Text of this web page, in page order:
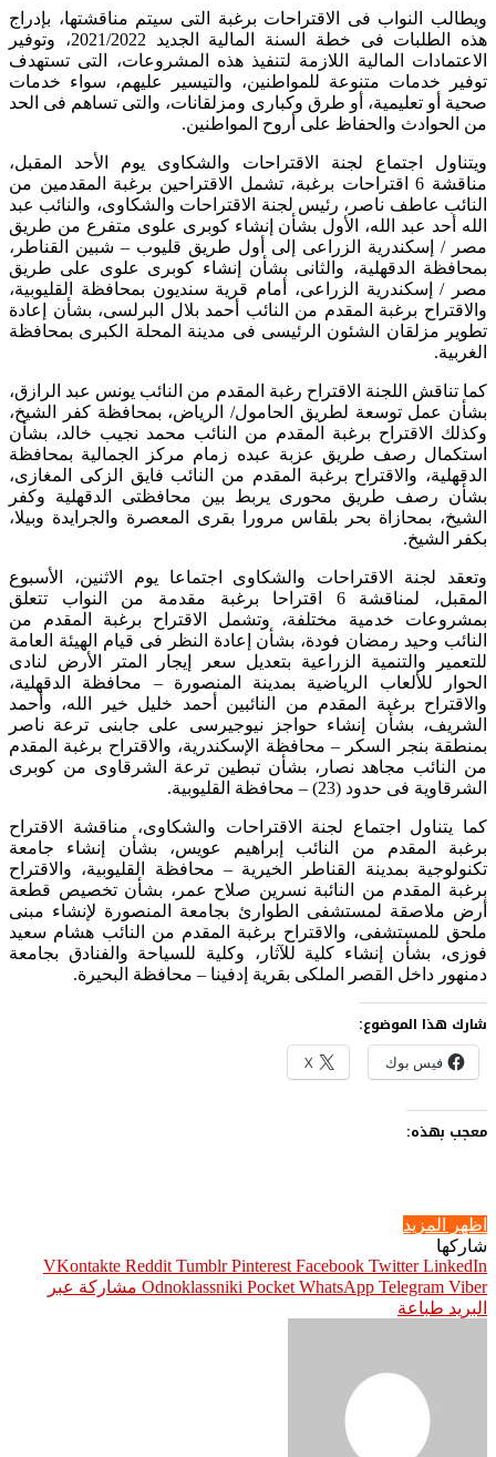
ويطالب النواب فى الاقتراحات برغبة التى سيتم مناقشتها، بإدراج
هذه الطلبات فى خطة السنة المالية الجديد 2021/2022، وتوفير
الاعتمادات المالية اللازمة لتنفيذ هذه المشروعات، التى تستهدف
توفير خدمات متنوعة للمواطنين، والتيسير عليهم، سواء خدمات
صحية أو تعليمية، أو طرق وكبارى ومزلقانات، والتى تساهم فى الحد
من الحوادث والحفاظ على أروح المواطنين.
ويتناول اجتماع لجنة الاقتراحات والشكاوى يوم الأحد المقبل،
مناقشة 6 اقتراحات برغبة، تشمل الاقتراحين برغبة المقدمين من
النائب عاطف ناصر، رئيس لجنة الاقتراحات والشكاوى، والنائب عبد
الله أحد عبد الله، الأول بشأن إنشاء كوبرى علوى متفرع من طريق
مصر / إسكندرية الزراعى إلى أول طريق قليوب – شبين القناطر،
بمحافظة الدقهلية، والثانى بشأن إنشاء كوبرى علوى على طريق
مصر / إسكندرية الزراعى، أمام قرية سنديون بمحافظة القليوبية،
والاقتراح برغبة المقدم من النائب أحمد بلال البرلسى، بشأن إعادة
تطوير مزلقان الشئون الرئيسى فى مدينة المحلة الكبرى بمحافظة
الغربية.
كما تناقش اللجنة الاقتراح رغبة المقدم من النائب يونس عبد الرازق،
بشأن عمل توسعة لطريق الحامول/ الرياض، بمحافظة كفر الشيخ،
وكذلك الاقتراح برغبة المقدم من النائب محمد نجيب خالد، بشأن
استكمال رصف طريق عزبة عبده زمام مركز الجمالية بمحافظة
الدقهلية، والاقتراح برغبة المقدم من النائب فايق الزكى المغازى،
بشأن رصف طريق محورى يربط بين محافظتى الدقهلية وكفر
الشيخ، بمحازاة بحر بلقاس مرورا بقرى المعصرة والجرايدة وبيلا،
بكفر الشيخ.
وتعقد لجنة الاقتراحات والشكاوى اجتماعا يوم الاثنين، الأسبوع
المقبل، لمناقشة 6 اقتراحا برغبة مقدمة من النواب تتعلق
بمشروعات خدمية مختلفة، وتشمل الاقتراح برغبة المقدم من
النائب وحيد رمضان فودة، بشأن إعادة النظر فى قيام الهيئة العامة
للتعمير والتنمية الزراعية بتعديل سعر إيجار المتر الأرض لنادى
الحوار للألعاب الرياضية بمدينة المنصورة – محافظة الدقهلية،
والاقتراح برغبة المقدم من النائبين أحمد خليل خير الله، وأحمد
الشريف، بشأن إنشاء حواجز نيوجيرسى على جابنى ترعة ناصر
بمنطقة بنجر السكر – محافظة الإسكندرية، والاقتراح برغبة المقدم
من النائب مجاهد نصار، بشأن تبطين ترعة الشرقاوى من كوبرى
الشرقاوية فى حدود (23) – محافظة القليوبية.
كما يتناول اجتماع لجنة الاقتراحات والشكاوى، مناقشة الاقتراح
برغبة المقدم من النائب إبراهيم عويس، بشأن إنشاء جامعة
تكنولوجية بمدينة القناطر الخيرية – محافظة القليوبية، والاقتراح
برغبة المقدم من النائبة نسرین صلاح عمر، بشأن تخصيص قطعة
أرض ملاصقة لمستشفى الطوارئ بجامعة المنصورة لإنشاء مبنى
ملحق للمستشفى، والاقتراح برغبة المقدم من النائب هشام سعيد
فوزى، بشأن إنشاء كلية للآثار، وكلية للسياحة والفنادق بجامعة
دمنهور داخل القصر الملكى بقرية إدفينا – محافظة البحيرة.
شارك هذا الموضوع:
فيس بوك X
معجب بهذه:
اظهر المزيد
شاركها
Facebook Twitter LinkedIn
Pinterest
Odnoklassniki Pocket WhatsApp Telegram Viber
مشاركة عبر
البريد طباعة